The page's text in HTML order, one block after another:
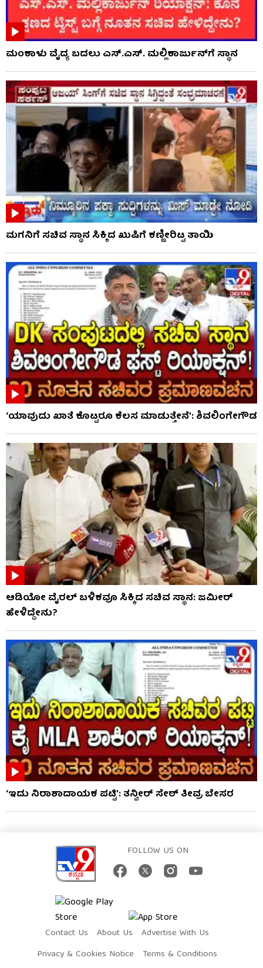
ಮಂಕಾಳು ವೈದ್ಯ ಬದಲು ಎಸ್.ಎಸ್. ಮಲ್ಲಿಕಾರ್ಜುನ್‌ಗೆ ಸ್ಥಾನ
ಮಗನಿಗೆ ಸಚಿವ ಸ್ಥಾನ ಸಿಕ್ಕಿದ ಖುಷಿಗೆ ಕಣ್ಣೀರಿಟ್ಟ ತಾಯಿ
‘ಯಾವುದು ಖಾತೆ ಕೊಟ್ಟರೂ ಕೆಲಸ ಮಾಡುತ್ತೇನೆ’: ಶಿವಲಿಂಗೇಗೌಡ
ಆಡಿಯೋ ವೈರಲ್​​ ಬಳಿಕವೂ ಸಿಕ್ಕಿದ ಸಚಿವ ಸ್ಥಾನ: ಜಮೀರ್​​
ಹೇಳಿದ್ದೇನು?
‘ಇದು ನಿರಾಶಾದಾಯಕ ಪಟ್ಟಿ’: ತನ್ವೀರ್ ಸೇಠ್ ತೀವ್ರ ಬೇಸರ
FOLLOW US ON
Contact Us About Us
Advertise With Us
Privacy & Cookies Notice
Terms & Conditions